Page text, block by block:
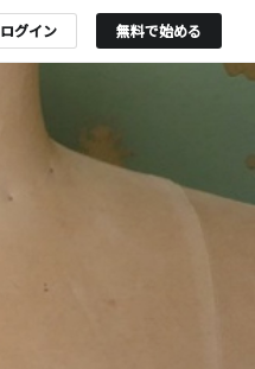
ログイン 無料で始める